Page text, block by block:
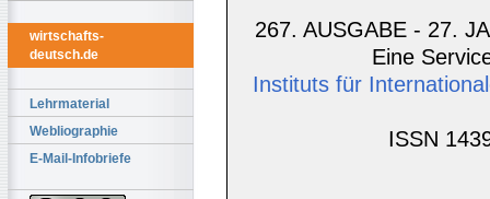
wirtschafts-
deutsch.de
Lehrmaterial
Webliographie
E-Mail-Infobriefe
267. AUSGABE - 27.
Eine
Instituts für
ISSN